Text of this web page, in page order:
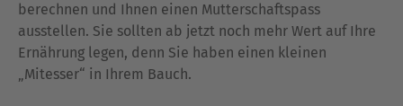
berechnen und Ihnen einen Mutterschaftspass
ausstellen. Sie sollten ab jetzt noch mehr Wert auf Ihre
Ernährung legen, denn Sie haben einen kleinen
„Mitesser“ in Ihrem Bauch.